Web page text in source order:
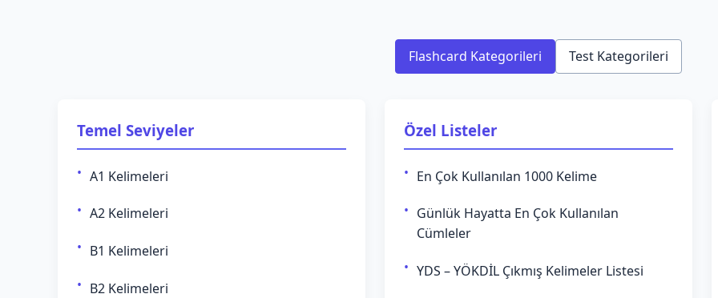
Flashcard Kategorileri Test Kategorileri
Temel Seviyeler
A1 Kelimeleri
A2 Kelimeleri
B1 Kelimeleri
B2 Kelimeleri
Özel Listeler
En Çok Kullanılan 1000 Kelime
Günlük Hayatta En Çok Kullanılan
Cümleler
YDS – YÖKDİL Çıkmış Kelimeler Listesi